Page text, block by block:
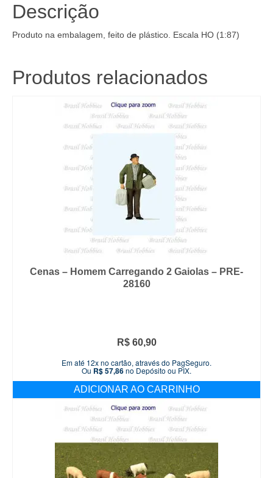
NOC-
quantidade
Descrição
Produto na embalagem, feito de plástico. Escala HO (1:87)
Produtos relacionados
Cenas – Homem Carregando 2 Gaiolas – PRE-
28160
R$60,90
Em até 12x no cartão, através do PagSeguro.
Ou R$57,86no Depósito ou PIX.
ADICIONAR AO CARRINHO